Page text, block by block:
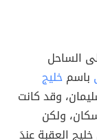
الساحل
باسمخليج
وقد كانت
ولكن
العقبة عندَ